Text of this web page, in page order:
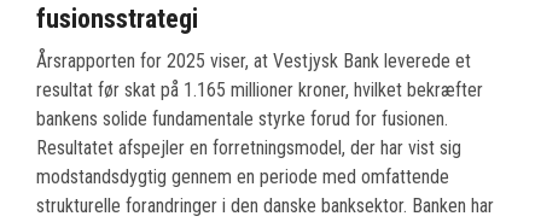
fusionsstrategi
Årsrapporten for 2025 viser, at Vestjysk Bank leverede et
resultat før skat på 1.165 millioner kroner, hvilket bekræfter
bankens solide fundamentale styrke forud for fusionen.
Resultatet afspejler en forretningsmodel, der har vist sig
modstandsdygtig gennem en periode med omfattende
strukturelle forandringer i den danske banksektor. Banken har